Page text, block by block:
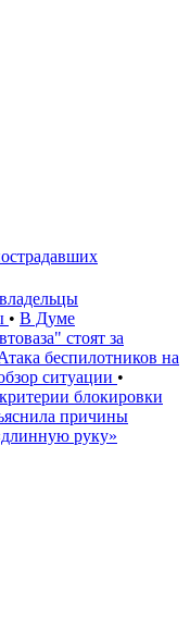
• В Думе
стоят за
беспилотников на
ситуации •
блокировки
причины
руку»